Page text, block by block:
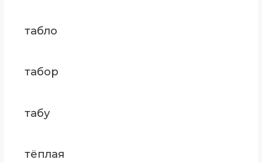
табло
табор
табу
тёплая